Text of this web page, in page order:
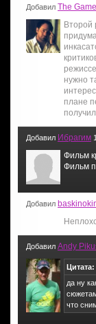
Добавил The Game
Второй
нужно
плане
Добавил Ибрагим
Фильм
Фильм
Добавил
Добавил Andy
да ну
что